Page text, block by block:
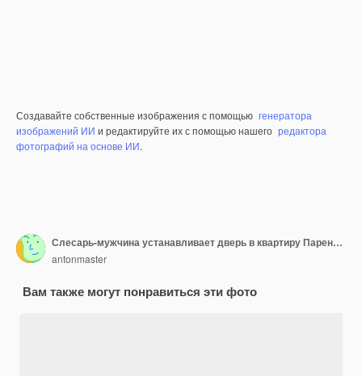
Создавайте собственные изображения с помощью генератора
изображений ИИ и редактируйте их с помощью нашего редактора
фотографий на основе ИИ.
Слесарь-мужчина устанавливает дверь в квартиру Парень проверяет точность измерений строительным уровнем
antonmaster
Вам также могут понравиться эти фото